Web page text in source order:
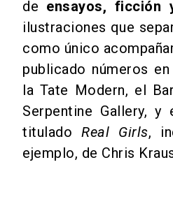
de ensayos, ficción
ilustraciones que
como único
publicado números
la Tate Modern, el
Serpentine Gallery,
tituladoReal Girls,
ejemplo, de Chris